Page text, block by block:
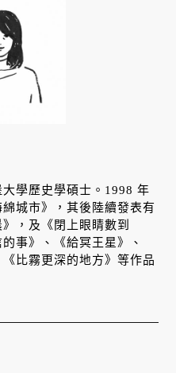
學歷史學碩士。1998 年
城市》，其後陸續發表有
，及《閉上眼睛數到
事》、《給冥王星》、
比霧更深的地方》等作品